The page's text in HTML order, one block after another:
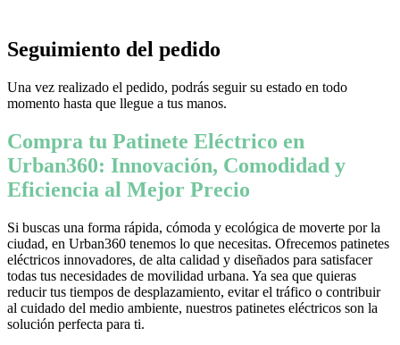
Seguimiento del pedido
Una vez realizado el pedido, podrás seguir su estado en todo
momento hasta que llegue a tus manos.
Compra tu Patinete Eléctrico en
Urban360: Innovación, Comodidad y
Eficiencia al Mejor Precio
Si buscas una forma rápida, cómoda y ecológica de moverte por la
ciudad, en Urban360 tenemos lo que necesitas. Ofrecemos patinetes
eléctricos innovadores, de alta calidad y diseñados para satisfacer
todas tus necesidades de movilidad urbana. Ya sea que quieras
reducir tus tiempos de desplazamiento, evitar el tráfico o contribuir
al cuidado del medio ambiente, nuestros patinetes eléctricos son la
solución perfecta para ti.